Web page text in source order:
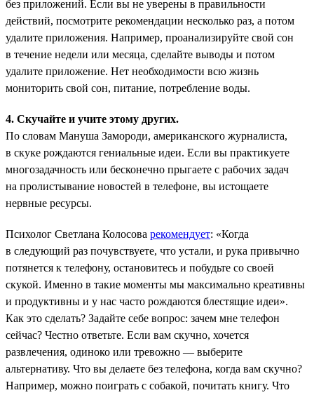
без приложений. Если вы не уверены в правильности
действий, посмотрите рекомендации несколько раз, а потом
удалите приложения. Например, проанализируйте свой сон
в течение недели или месяца, сделайте выводы и потом
удалите приложение. Нет необходимости всю жизнь
мониторить свой сон, питание, потребление воды.
4. Скучайте и учите этому других.
По словам Мануша Замороди, американского журналиста,
в скуке рождаются гениальные идеи. Если вы практикуете
многозадачность или бесконечно прыгаете с рабочих задач
на пролистывание новостей в телефоне, вы истощаете
нервные ресурсы.
Психолог Светлана Колосова рекомендует: «Когда
в следующий раз почувствуете, что устали, и рука привычно
потянется к телефону, остановитесь и побудьте со своей
скукой. Именно в такие моменты мы максимально креативны
и продуктивны и у нас часто рождаются блестящие идеи».
Как это сделать? Задайте себе вопрос: зачем мне телефон
сейчас? Честно ответьте. Если вам скучно, хочется
развлечения, одиноко или тревожно — выберите
альтернативу. Что вы делаете без телефона, когда вам скучно?
Например, можно поиграть с собакой, почитать книгу. Что